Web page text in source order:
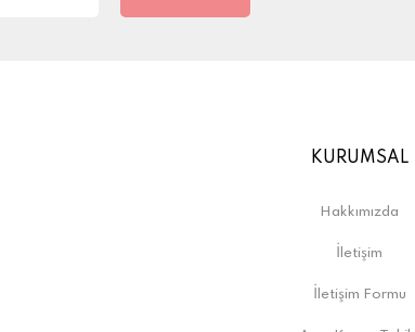
KURUMSAL
Hakkımızda
İletişim
İletişim Formu